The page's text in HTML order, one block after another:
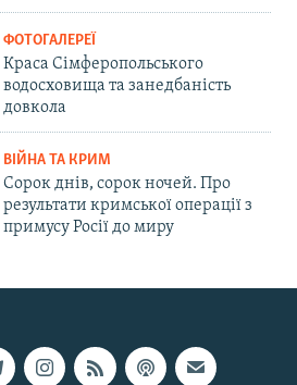
ФОТОГАЛЕРЕЇ
Краса Сімферопольського
водосховища та занедбаність
довкола
ВІЙНА ТА КРИМ
Сорок днів, сорок ночей. Про
результати кримської операції з
примусу Росії до миру